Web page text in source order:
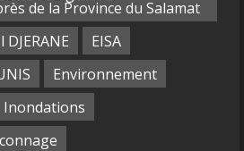
de la Province du Salamat
EISA
Environnement
Inondations